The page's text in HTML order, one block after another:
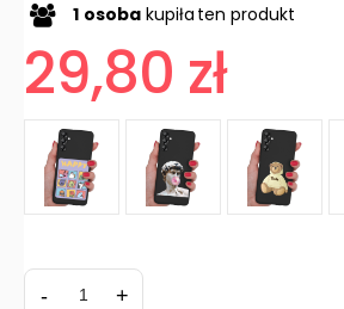
1 osoba kupiła ten produkt
29,80 zł
- +